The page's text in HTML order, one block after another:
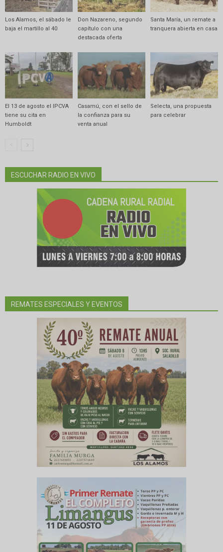
Los Alamos, el sábado le
baja el martillo al 40
Don Nazareno, segundo
capítulo con una
destacada oferta
Santa María, un remate a
tranquera abierta en casa
El 13 de agosto el IPCVA
tiene su cita en
Humboldt
Casamú, con el sello de
la confianza para su
venta anual
Selecta, una propuesta
para celebrar
ESCUCHAR RADIO EN VIVO
REMATES ESPECIALES Y EVENTOS